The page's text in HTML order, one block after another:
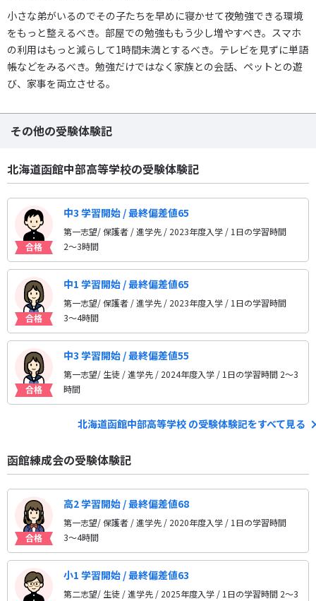
小さな弟がいるのでその子たちを早めに寝かせて夜勉強できる環境
をもっと整えるべき。部屋での勉強ももう少し増やすべき。スマホ
の利用はもっと減らして1時間未満とするべき。テレビを見ずに単語
帳などをみるべき。勉強だけではなく家族との会話、ペットとの遊
び、家事を両立させる。
その他の受験体験記
北海道函館中部高等学校の受験体験記
中3 学習開始 / 最終偏差値65
第一志望/ 保護者 / 進学先/ 2023年度入学 / 1日の学習時間
2〜3時間
中1 学習開始 / 最終偏差値65
第一志望/ 保護者 / 進学先/ 2023年度入学 / 1日の学習時間
3〜4時間
中3 学習開始 / 最終偏差値55
第一志望/ 生徒 / 進学先/ 2024年度入学 / 1日の学習時間 2〜3
時間
北海道函館中部高等学校 の受験体験記をすべて見る
函館練成会の受験体験記
高2 学習開始 / 最終偏差値68
第一志望/ 保護者 / 進学先/ 2020年度入学 / 1日の学習時間
3〜4時間
小1 学習開始 / 最終偏差値63
第二志望/ 生徒 / 進学先/ 2025年度入学 / 1日の学習時間 2〜3